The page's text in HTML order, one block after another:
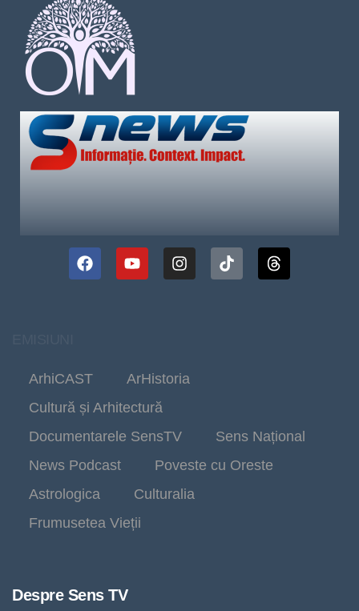
ArhiCAST
ArHistoria
Cultură și Arhitectură
Documentarele SensTV
Sens Național
News Podcast
Poveste cu Oreste
Astrologica
Culturalia
Frumusetea Vieții
Despre Sens TV